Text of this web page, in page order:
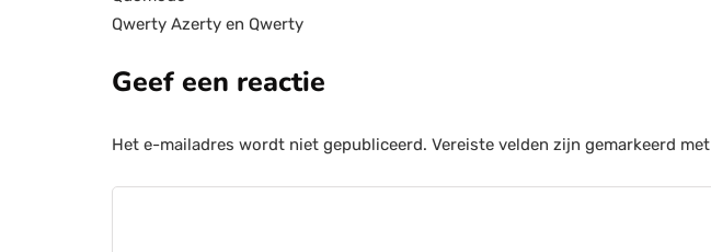
Qwerty Azerty en Qwerty
Geef een reactie
Het e-mailadres wordt niet gepubliceerd. Vereiste velden zijn gemarkeerd met